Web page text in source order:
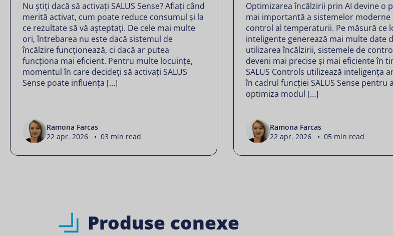
Nu știți dacă să activați SALUS Sense? Aflați când
merită activat, cum poate reduce consumul și la
ce rezultate să vă așteptați. De cele mai multe
ori, întrebarea nu este dacă sistemul de
încălzire funcționează, ci dacă ar putea
funcționa mai eficient. Pentru multe locuințe,
momentul în care decideți să activați SALUS
Sense poate influența […]
Ramona Farcas
22 apr. 2026 • 03 min read
Optimizarea încălzirii prin AI devine o
mai importantă a sistemelor moderne
control al temperaturii. Pe măsură ce
inteligente generează mai multe date
utilizarea încălzirii, sistemele de
deveni mai precise și mai eficiente în
SALUS Controls utilizează inteligența
în cadrul funcției SALUS Sense pentru a
optimiza modul […]
Ramona Farcas
22 apr. 2026 • 05 min read
Produse conexe